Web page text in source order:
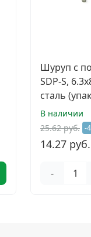
Шуруп с
SDP-S,
сталь
В наличии
25.62 руб. -
14.27 руб.
-